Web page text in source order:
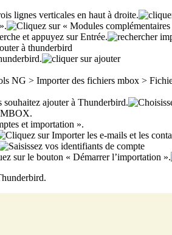
lignes verticales en haut à droite.
et appuyez sur Entrée.
NG > Importer des fichiers mbox >
ajouter à Thunderbird.
MBOX.
et importation ».
sur le bouton « Démarrer l’importation ».